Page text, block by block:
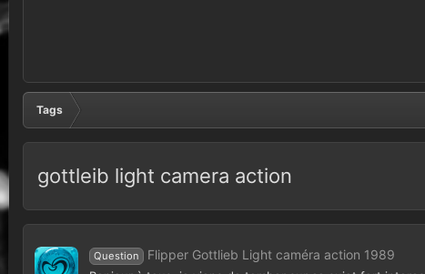
Tags
gottleib light camera action
Question Flipper Gottlieb Light caméra action 1989